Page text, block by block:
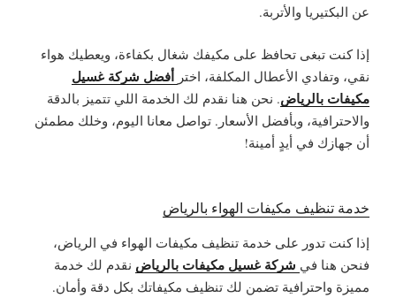
عن البكتيريا والأتربة.
إذا كنت تبغى تحافظ على مكيفك شغال بكفاءة، ويعطيك هواء
نقي، وتفادي الأعطال المكلفة، اختر أفضل شركة غسيل
مكيفات بالرياض. نحن هنا نقدم لك الخدمة اللي تتميز بالدقة
والاحترافية، وبأفضل الأسعار. تواصل معانا اليوم، وخلك مطمئن
أن جهازك في أيدٍ أمينة!
خدمة تنظيف مكيفات الهواء بالرياض
إذا كنت تدور على خدمة تنظيف مكيفات الهواء في الرياض،
فنحن هنا في شركة غسيل مكيفات بالرياض نقدم لك خدمة
مميزة واحترافية تضمن لك تنظيف مكيفاتك بكل دقة وأمان.